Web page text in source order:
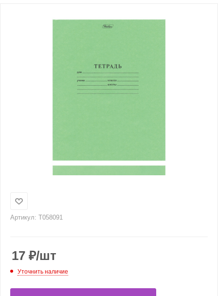
Артикул: T058091
17 ₽/шт
Уточнить наличие